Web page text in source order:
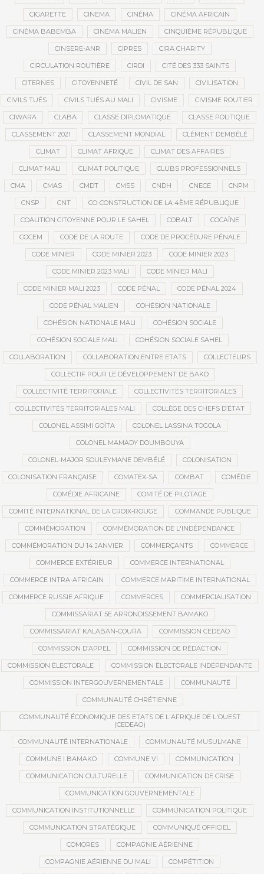
CIGARETTE CINEMA CINÉMA CINÉMA AFRICAIN
CINÉMA BABEMBA CINÉMA MALIEN CINQUIÈME RÉPUBLIQUE
CINSERE-ANR CIPRES CIRA CHARITY
CIRCULATION ROUTIÈRE CIRDI CITÉ DES 333 SAINTS
CITERNES CITOYENNETÉ CIVIL DE SAN CIVILISATION
CIVILS TUÉS CIVILS TUÉS AU MALI CIVISME CIVISME ROUTIER
CIWARA CLABA CLASSE DIPLOMATIQUE CLASSE POLITIQUE
CLASSEMENT 2021 CLASSEMENT MONDIAL CLÉMENT DEMBÉLÉ
CLIMAT CLIMAT AFRIQUE CLIMAT DES AFFAIRES
CLIMAT MALI CLIMAT POLITIQUE CLUBS PROFESSIONNELS
CMA CMAS CMDT CMSS CNDH CNECE CNPM
CNSP CNT CO-CONSTRUCTION DE LA 4ÈME RÉPUBLIQUE
COALITION CITOYENNE POUR LE SAHEL COBALT COCAÏNE
COCEM CODE DE LA ROUTE CODE DE PROCÉDURE PÉNALE
CODE MINIER CODE MINIER 2023 CODE MINIER 2023
CODE MINIER 2023 MALI CODE MINIER MALI
CODE MINIER MALI 2023 CODE PÉNAL CODE PÉNAL 2024
CODE PÉNAL MALIEN COHÉSION NATIONALE
COHÉSION NATIONALE MALI COHÉSION SOCIALE
COHÉSION SOCIALE MALI COHÉSION SOCIALE SAHEL
COLLABORATION COLLABORATION ENTRE ETATS COLLECTEURS
COLLECTIF POUR LE DÉVELOPPEMENT DE BAKO
COLLECTIVITÉ TERRITORIALE COLLECTIVITÉS TERRITORIALES
COLLECTIVITÉS TERRITORIALES MALI COLLÈGE DES CHEFS D’ÉTAT
COLONEL ASSIMI GOÏTA COLONEL LASSINA TOGOLA
COLONEL MAMADY DOUMBOUYA
COLONEL-MAJOR SOULEYMANE DEMBÉLÉ COLONISATION
COLONISATION FRANÇAISE COMATEX-SA COMBAT COMÉDIE
COMÉDIE AFRICAINE COMITÉ DE PILOTAGE
COMITÉ INTERNATIONAL DE LA CROIX-ROUGE COMMANDE PUBLIQUE
COMMÉMORATION COMMÉMORATION DE L'INDÉPENDANCE
COMMÉMORATION DU 14 JANVIER COMMERÇANTS COMMERCE
COMMERCE EXTÉRIEUR COMMERCE INTERNATIONAL
COMMERCE INTRA-AFRICAIN COMMERCE MARITIME INTERNATIONAL
COMMERCE RUSSIE AFRIQUE COMMERCES COMMERCIALISATION
COMMISSARIAT 5E ARRONDISSEMENT BAMAKO
COMMISSARIAT KALABAN-COURA COMMISSION CEDEAO
COMMISSION D’APPEL COMMISSION DE RÉDACTION
COMMISSION ÉLECTORALE COMMISSION ÉLECTORALE INDÉPENDANTE
COMMISSION INTERGOUVERNEMENTALE COMMUNAUTÉ
COMMUNAUTÉ CHRÉTIENNE
COMMUNAUTÉ ÉCONOMIQUE DES ETATS DE L'AFRIQUE DE L'OUEST
(CEDEAO)
COMMUNAUTÉ INTERNATIONALE COMMUNAUTÉ MUSULMANE
COMMUNE I BAMAKO COMMUNE VI COMMUNICATION
COMMUNICATION CULTURELLE COMMUNICATION DE CRISE
COMMUNICATION GOUVERNEMENTALE
COMMUNICATION INSTITUTIONNELLE COMMUNICATION POLITIQUE
COMMUNICATION STRATÉGIQUE COMMUNIQUÉ OFFICIEL
COMORES COMPAGNIE AÉRIENNE
COMPAGNIE AÉRIENNE DU MALI COMPÉTITION